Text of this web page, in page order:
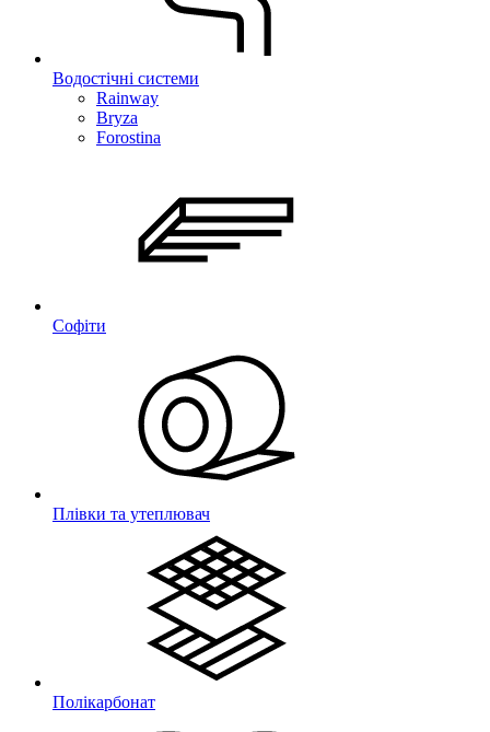
Водостічні системи
Rainway
Bryza
Forostina
Софіти
Плівки та утеплювач
Полікарбонат